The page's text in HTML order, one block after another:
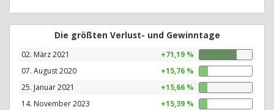
Die größten Verlust- und Gewinntage
02. März 2021
+71,19 %
07. August 2020
+15,76 %
25. Januar 2021
+15,66 %
14. November 2023
+15,39 %